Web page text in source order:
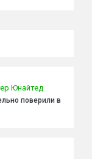
Юнайтед
поверили в